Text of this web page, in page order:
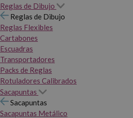
Reglas de Dibujo
Reglas de Dibujo
Reglas Flexibles
Cartabones
Escuadras
Transportadores
Packs de Reglas
Rotuladores Calibrados
Sacapuntas
Sacapuntas
Sacapuntas Metálico